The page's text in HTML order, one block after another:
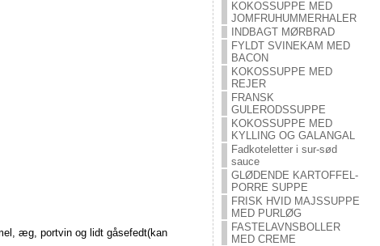
æg, portvin og lidt gåsefedt(kan
KOKOSSUPPE MED
JOMFRUHUMMERHALER
INDBAGT MØRBRAD
FYLDT SVINEKAM MED
BACON
KOKOSSUPPE MED
REJER
FRANSK
GULERODSSUPPE
KOKOSSUPPE MED
KYLLING OG GALANGAL
Fadkoteletter i sur-sød
sauce
GLØDENDE KARTOFFEL-
PORRE SUPPE
FRISK HVID MAJSSUPPE
MED PURLØG
FASTELAVNSBOLLER
MED CREME